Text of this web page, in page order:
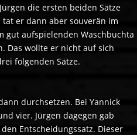
die ersten beiden Sätze
er dann aber souverän im
gut aufspielenden Waschbuchta
Das wollte er nicht auf sich
folgenden Sätze.
durchsetzen. Bei Yannick
vier. Jürgen dagegen gab
Entscheidungssatz. Dieser